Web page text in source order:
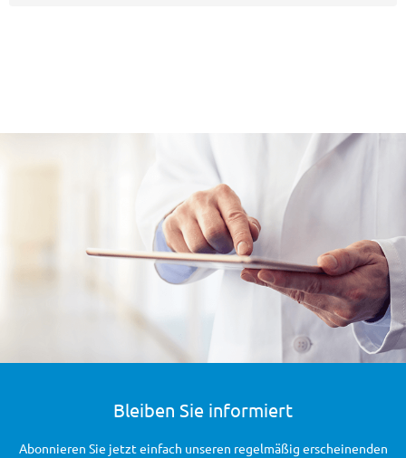
Bleiben Sie informiert
Abonnieren Sie jetzt einfach unseren regelmäßig erscheinenden